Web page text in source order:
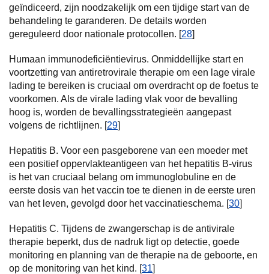
geïndiceerd, zijn noodzakelijk om een tijdige start van de
behandeling te garanderen. De details worden
gereguleerd door nationale protocollen. [28]
Humaan immunodeficiëntievirus. Onmiddellijke start en
voortzetting van antiretrovirale therapie om een lage virale
lading te bereiken is cruciaal om overdracht op de foetus te
voorkomen. Als de virale lading vlak voor de bevalling
hoog is, worden de bevallingsstrategieën aangepast
volgens de richtlijnen. [29]
Hepatitis B. Voor een pasgeborene van een moeder met
een positief oppervlakteantigeen van het hepatitis B-virus
is het van cruciaal belang om immunoglobuline en de
eerste dosis van het vaccin toe te dienen in de eerste uren
van het leven, gevolgd door het vaccinatieschema. [30]
Hepatitis C. Tijdens de zwangerschap is de antivirale
therapie beperkt, dus de nadruk ligt op detectie, goede
monitoring en planning van de therapie na de geboorte, en
op de monitoring van het kind. [31]